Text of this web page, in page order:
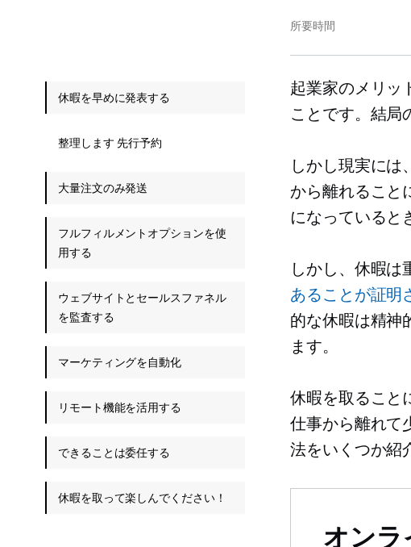
所要時間
起業家のメリッ
ことです。結局
しかし現実には
から離れること
になっていると
しかし、休暇は
あることが証明
的な休暇は精神
ます。
休暇を取ること
仕事から離れて
法をいくつか紹
オンラ
休暇を早めに発表する
整理します 先行予約
大量注文のみ発送
フルフィルメントオプションを使
用する
ウェブサイトとセールスファネル
を監査する
マーケティングを自動化
リモート機能を活用する
できることは委任する
休暇を取って楽しんでください！